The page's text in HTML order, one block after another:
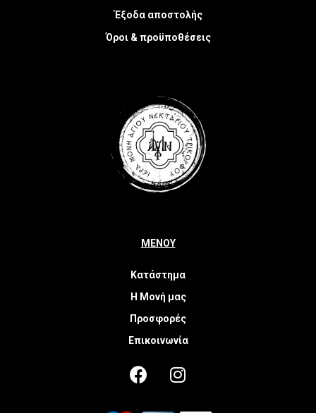
Έξοδα αποστολής
Όροι & προϋποθέσεις
ΜΕΝΟΥ
Κατάστημα
Η Μονή μας
Προσφορές
Επικοινωνία